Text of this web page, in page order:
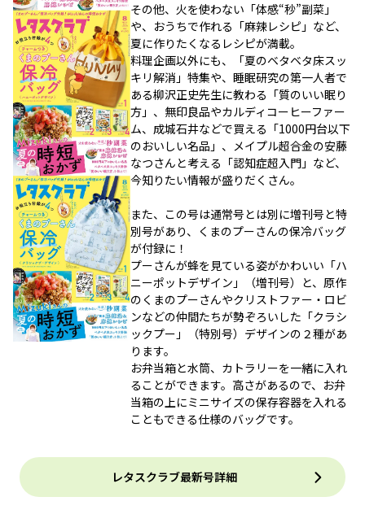
その他、火を使わない「体感“秒”副菜」
や、おうちで作れる「麻辣レシピ」など、
夏に作りたくなるレシピが満載。
料理企画以外にも、「夏のベタベタ床スッ
キリ解消」特集や、睡眠研究の第一人者で
ある柳沢正史先生に教わる「質のいい眠り
方」、無印良品やカルディコーヒーファー
ム、成城石井などで買える「1000円台以下
のおいしい名品」、メイプル超合金の安藤
なつさんと考える「認知症超入門」など、
今知りたい情報が盛りだくさん。
また、この号は通常号とは別に増刊号と特
別号があり、くまのプーさんの保冷バッグ
が付録に！
プーさんが蜂を見ている姿がかわいい「ハ
ニーポットデザイン」（増刊号）と、原作
のくまのプーさんやクリストファー・ロビ
ンなどの仲間たちが勢ぞろいした「クラシ
ックプー」（特別号）デザインの２種があ
ります。
お弁当箱と水筒、カトラリーを一緒に入れ
ることができます。高さがあるので、お弁
当箱の上にミニサイズの保存容器を入れる
こともできる仕様のバッグです。
レタスクラブ最新号詳細